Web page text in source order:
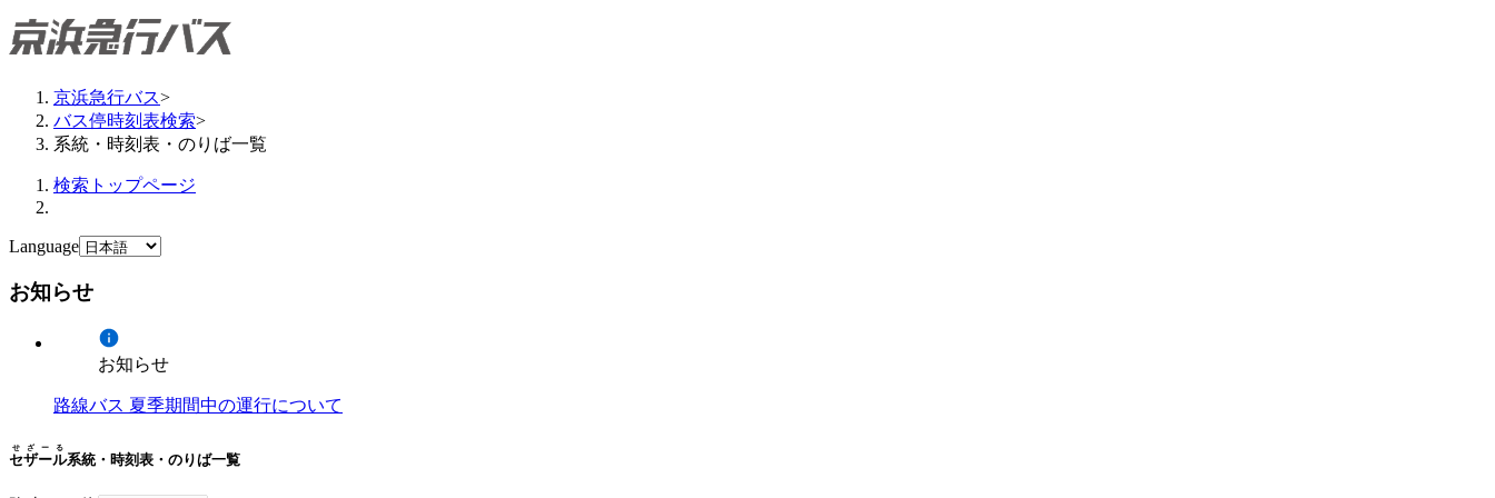
京浜急行バス>
バス停時刻表検索>
系統・時刻表・のりば一覧
検索トップページ
Language
お知らせ
お知らせ
路線バス 夏季期間中の運行について
セザール
せざーる
系統・時刻表・のりば一覧